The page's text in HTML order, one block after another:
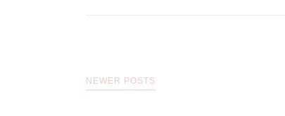
NEWER POSTS